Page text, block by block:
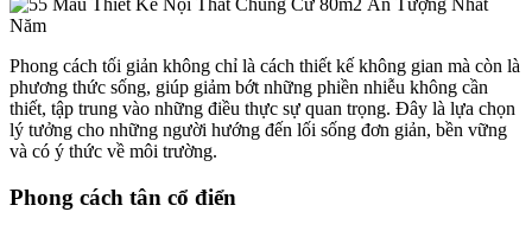
Phong cách tối giản không chỉ là cách thiết kế không gian mà còn là
phương thức sống, giúp giảm bớt những phiền nhiễu không cần
thiết, tập trung vào những điều thực sự quan trọng. Đây là lựa chọn
lý tưởng cho những người hướng đến lối sống đơn giản, bền vững
và có ý thức về môi trường.
Phong cách tân cổ điển